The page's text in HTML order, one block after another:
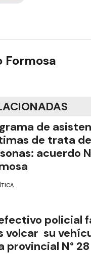
Formosa
de
de trata de
acuerdo
policial
volcar su
provincial N° 28